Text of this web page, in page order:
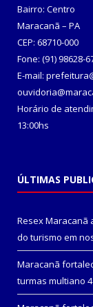
Bairro: Centro
Maracanã – PA
CEP: 68710-000
Fone: (91) 98628-
E-mail:
Horário de
13:00hs
ÚLTIMAS
Resex Maracanã
do turismo em
Maracanã
turmas multiano